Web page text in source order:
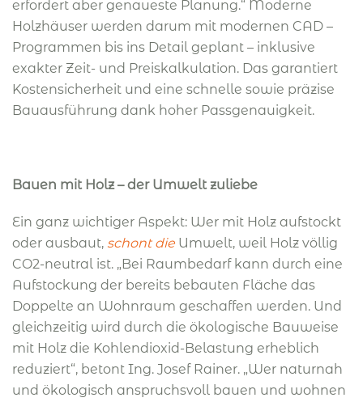
erfordert aber genaueste Planung.“ Moderne
Holzhäuser werden darum mit modernen CAD –
Programmen bis ins Detail geplant – inklusive
exakter Zeit- und Preiskalkulation. Das garantiert
Kostensicherheit und eine schnelle sowie präzise
Bauausführung dank hoher Passgenauigkeit.
Bauen mit Holz – der Umwelt zuliebe
Ein ganz wichtiger Aspekt: Wer mit Holz aufstockt
oder ausbaut, schont dieUmwelt, weil Holz völlig
CO2-neutral ist. „Bei Raumbedarf kann durch eine
Aufstockung der bereits bebauten Fläche das
Doppelte an Wohnraum geschaffen werden. Und
gleichzeitig wird durch die ökologische Bauweise
mit Holz die Kohlendioxid-Belastung erheblich
reduziert“, betont Ing. Josef Rainer. „Wer naturnah
und ökologisch anspruchsvoll bauen und wohnen